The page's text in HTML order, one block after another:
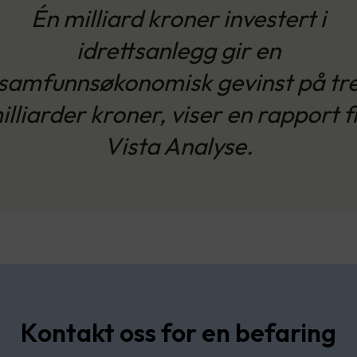
Én milliard kroner investert i
idrettsanlegg gir en
gevinst på
kroner, viser en rapport
Vista Analyse.
Kontakt oss for en befaring